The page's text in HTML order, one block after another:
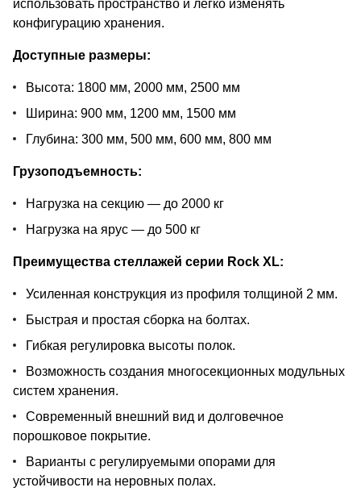
использовать пространство и легко изменять
конфигурацию хранения.
Доступные размеры:
Высота: 1800 мм, 2000 мм, 2500 мм
Ширина: 900 мм, 1200 мм, 1500 мм
Глубина: 300 мм, 500 мм, 600 мм, 800 мм
Грузоподъемность:
Нагрузка на секцию — до 2000 кг
Нагрузка на ярус — до 500 кг
Преимущества стеллажей серии Rock XL:
Усиленная конструкция из профиля толщиной 2 мм.
Быстрая и простая сборка на болтах.
Гибкая регулировка высоты полок.
Возможность создания многосекционных модульных
систем хранения.
Современный внешний вид и долговечное
порошковое покрытие.
Варианты с регулируемыми опорами для
устойчивости на неровных полах.